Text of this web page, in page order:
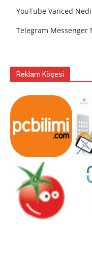
YouTube Vanced
Telegram Messenger
Reklam Köşesi